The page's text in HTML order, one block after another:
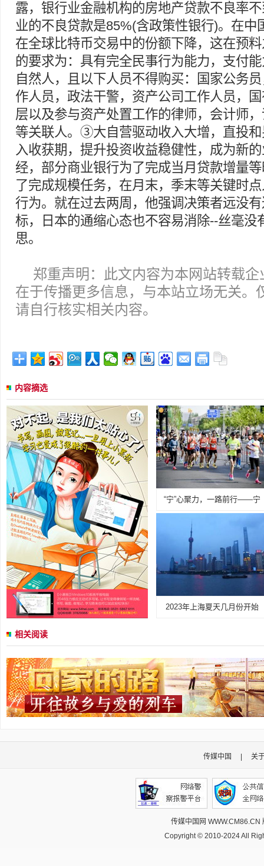
露，银行业金融机构的房地产贷款不良率
业的不良贷款是85%(含政策性银行)。在中
在全球比特币交易中的份额下降，这在预
的要求为：具有完全民事行为能力，支付
自然人，且以下人员不得购买：国家公务
作人员，政法干警，资产公司工作人员，
层以及参与资产处置工作的律师，会计师
等关联人。③大自营驱动收入大增，直投
入收获期，提升投资收益稳健性，成为新
经，部分商业银行为了完成当月贷款增量
了完成规模任务，在月末，季末等关键时
行为。就在过去两周，他强调决策者远没
标，日本的通缩心态也不容易消除--丝毫没
思。
郑重声明：此文内容为本网站转载
在于传播更多信息，与本站立场无关。
请自行核实相关内容。
内容摘选
“宁”心聚力，一路前行——宁
2023年上海夏天几月份开始
相关阅读
传媒中国 关
传媒中国网
Copyright © 2010-2024 All